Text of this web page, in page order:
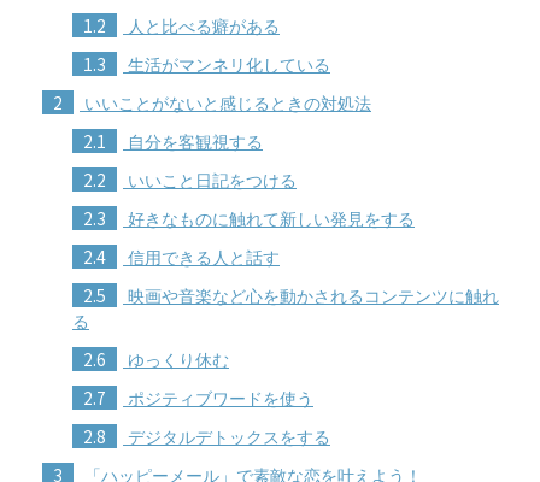
1.2 人と比べる癖がある
1.3 生活がマンネリ化している
2 いいことがないと感じるときの対処法
2.1 自分を客観視する
2.2 いいこと日記をつける
2.3 好きなものに触れて新しい発見をする
2.4 信用できる人と話す
2.5
映画や音楽など心を動かされるコンテンツに触れ
る
2.6 ゆっくり休む
2.7 ポジティブワードを使う
2.8 デジタルデトックスをする
3 「ハッピーメール」で素敵な恋を叶えよう！